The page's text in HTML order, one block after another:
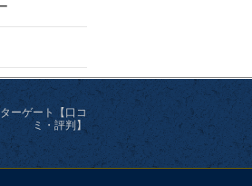
ーゲート【口コ
ミ・評判】